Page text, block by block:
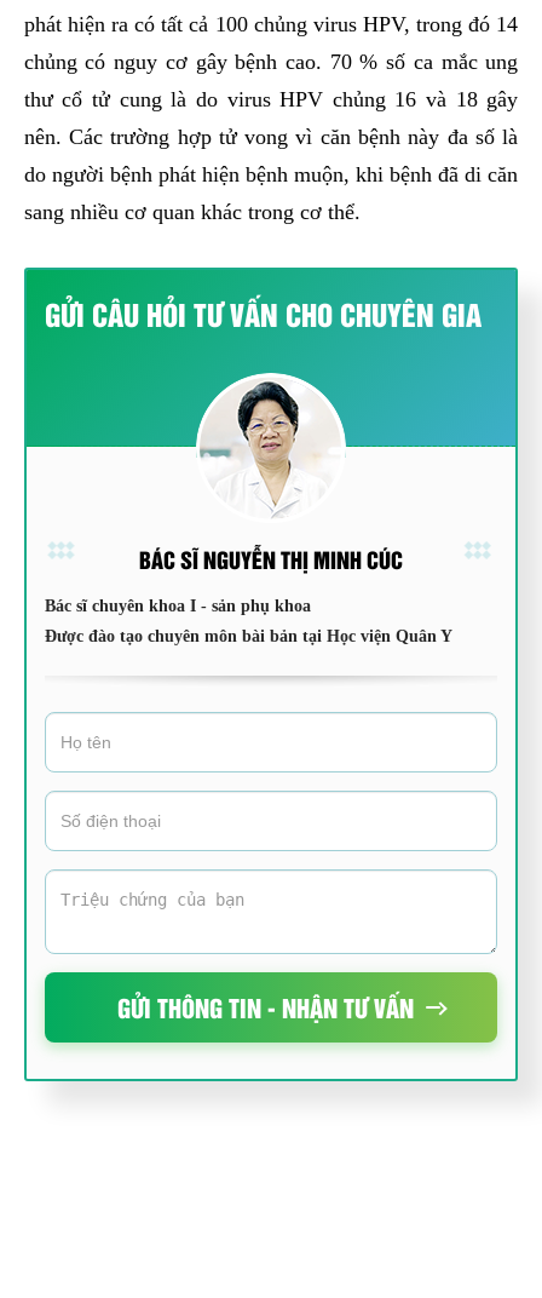
phát hiện ra có tất cả 100 chủng virus HPV, trong đó 14
chủng có nguy cơ gây bệnh cao. 70 % số ca mắc ung
thư cổ tử cung là do virus HPV chủng 16 và 18 gây
nên. Các trường hợp tử vong vì căn bệnh này đa số là
do người bệnh phát hiện bệnh muộn, khi bệnh đã di căn
sang nhiều cơ quan khác trong cơ thể.
GỬI CÂU HỎI TƯ VẤN CHO CHUYÊN GIA
BÁC SĨ NGUYỄN THỊ MINH CÚC
Bác sĩ chuyên khoa I - sản phụ khoa
Được đào tạo chuyên môn bài bản tại Học viện Quân Y
GỬI THÔNG TIN - NHẬN TƯ VẤN